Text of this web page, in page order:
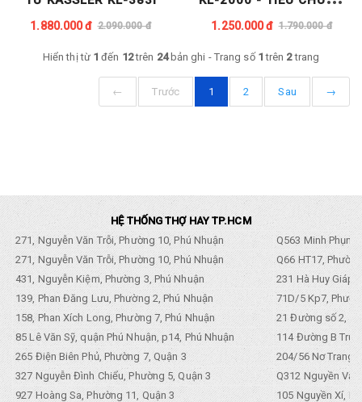
1.880.000 đ 2.090.000 đ
CHỐNG NƯỚC
1.250.000 đ 1.790.000 đ
Hiển thị từ 1đến 12trên 24 bản ghi - Trang số 1trên 2trang
← Trước 1 2 Sau →
HỆ THỐNG THỢ HAY TP.HCM
271, Nguyễn Văn Trỗi, Phường 10, Phú Nhuận
Q563 Minh
271, Nguyễn Văn Trỗi, Phường 10, Phú Nhuận
Q66 HT17,
431, Nguyễn Kiệm, Phường 3, Phú Nhuận
231 Hà Huy Giáp,
139, Phan Đăng Lưu, Phường 2, Phú Nhuận
71D/5 Kp7,
158, Phan Xích Long, Phường 7, Phú Nhuận
21 Đường số 2,
85 Lê Văn Sỹ, quận Phú Nhuận, p14, Phú Nhuận
114 Đường B
265 Điện Biên Phủ, Phường 7, Quận 3
204/56 Nơ Trang
327 Nguyễn Đình Chiểu, Phường 5, Quận 3
Q312 Nguyền
927 Hoàng Sa, Phường 11, Quận 3
105 Nguyền Xí,